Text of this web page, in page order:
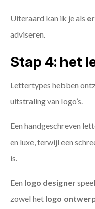
Uiteraard kan ik je als
adviseren.
Stap 4: het
Lettertypes hebben
uitstraling van logo’s.
Een handgeschreven
en luxe, terwijl een
is.
Een logo designer
zowel het logo